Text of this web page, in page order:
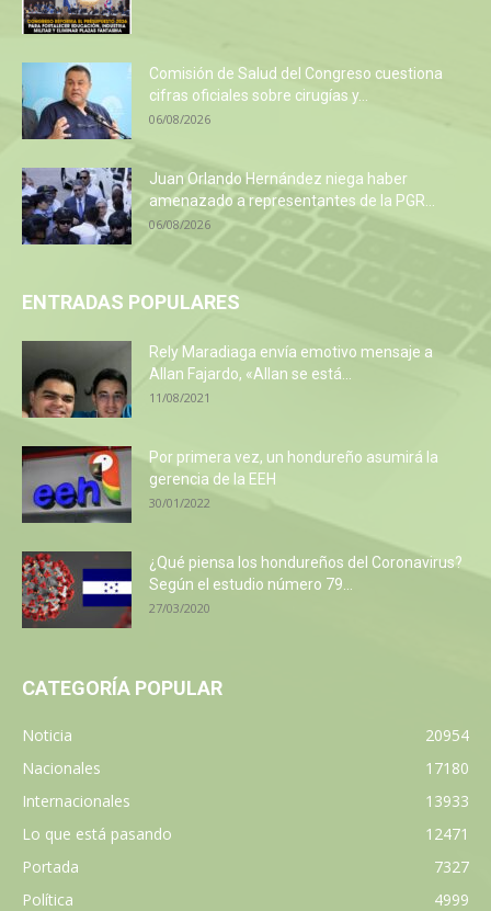
Comisión de Salud del Congreso cuestiona
cifras oficiales sobre cirugías y...
06/08/2026
Juan Orlando Hernández niega haber
amenazado a representantes de la PGR...
06/08/2026
ENTRADAS POPULARES
Rely Maradiaga envía emotivo mensaje a
Allan Fajardo, «Allan se está...
11/08/2021
Por primera vez, un hondureño asumirá la
gerencia de la EEH
30/01/2022
¿Qué piensa los hondureños del Coronavirus?
Según el estudio número 79...
27/03/2020
CATEGORÍA POPULAR
Noticia
20954
Nacionales
17180
Internacionales
13933
Lo que está pasando
12471
Portada
7327
Política
4999